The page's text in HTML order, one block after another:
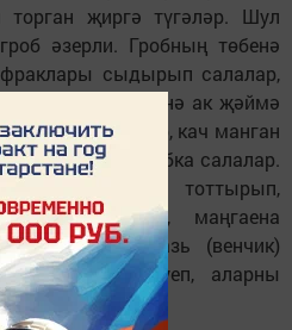
җиргә түгәләр. Шул
әзерли. Гробның төбенә
сыдырып салалар,
тә кирәк. Өстенә ак җәймә
мендәр куялар, кач манган
иман әйтеп гробка салалар.
кулына тәре тоттырып,
бәйлиләр, маңгаена
язылган кәгазь (венчик)
шәмнәр куеп, аларны